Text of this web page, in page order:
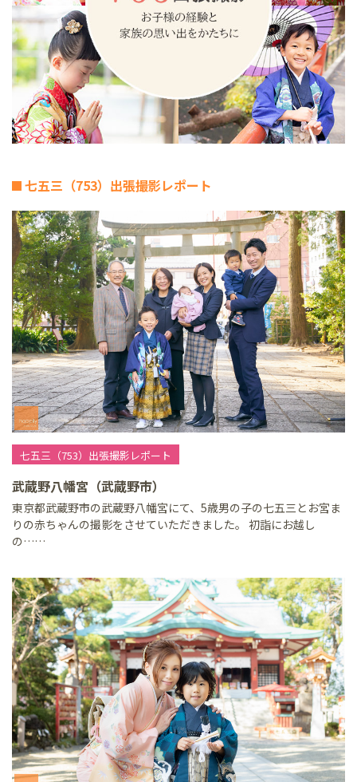
七五三（753）出張撮影レポート
七五三（753）出張撮影レポート
武蔵野八幡宮（武蔵野市）
東京都武蔵野市の武蔵野八幡宮にて、5歳男の子の七五三とお宮ま
りの赤ちゃんの撮影をさせていただきました。 初詣にお越し
の……